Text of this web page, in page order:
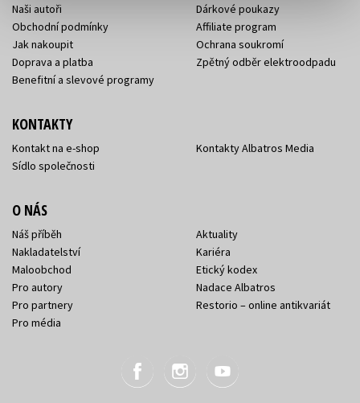
Naši autoři
Obchodní podmínky
Jak nakoupit
Doprava a platba
Benefitní a slevové programy
Dárkové poukazy
Affiliate program
Ochrana soukromí
Zpětný odběr elektroodpadu
KONTAKTY
Kontakt na e-shop
Sídlo společnosti
Kontakty Albatros Media
O NÁS
Náš příběh
Nakladatelství
Maloobchod
Pro autory
Pro partnery
Pro média
Aktuality
Kariéra
Etický kodex
Nadace Albatros
Restorio – online antikvariát